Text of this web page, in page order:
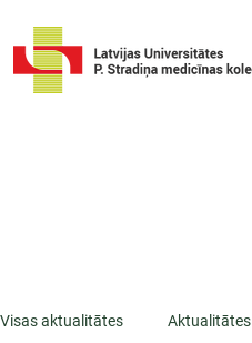
Visas aktualitātes Aktualitātes